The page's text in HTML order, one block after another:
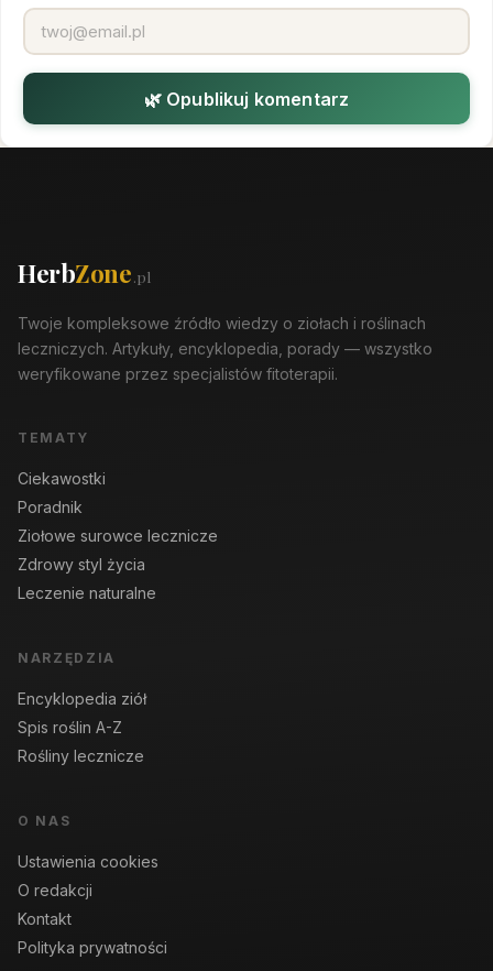
🌿 Opublikuj komentarz
HerbZone.pl
Twoje kompleksowe źródło wiedzy o ziołach i roślinach
leczniczych. Artykuły, encyklopedia, porady — wszystko
weryfikowane przez specjalistów fitoterapii.
TEMATY
Ciekawostki
Poradnik
Ziołowe surowce lecznicze
Zdrowy styl życia
Leczenie naturalne
NARZĘDZIA
Encyklopedia ziół
Spis roślin A-Z
Rośliny lecznicze
O NAS
Ustawienia cookies
O redakcji
Kontakt
Polityka prywatności